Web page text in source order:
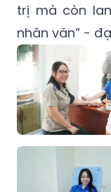
trị mà còn
nhân văn” -